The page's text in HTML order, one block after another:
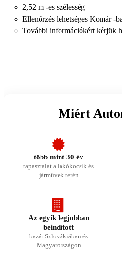
2,52 m -es szélesség
Ellenőrzés lehetséges Komár -
További információkért kérjük
Miért
több mint 30 év
tapasztalat a lakókocsik és
járművek terén
Az egyik legjobban
beindított
bazár Szlovákiában és
Magyarországon